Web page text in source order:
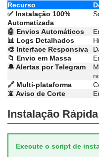
Recurso
✅ Instalação 100%
Automatizada
🤖 Envios Automáticos
📊 Logs Detalhados
🎨 Interface Responsiva
📁 Envio em Massa
🔔 Alertas por Telegram
🔗 Multi-plataforma
📵 Aviso de Corte
Instalação Rápida
Execute o script de